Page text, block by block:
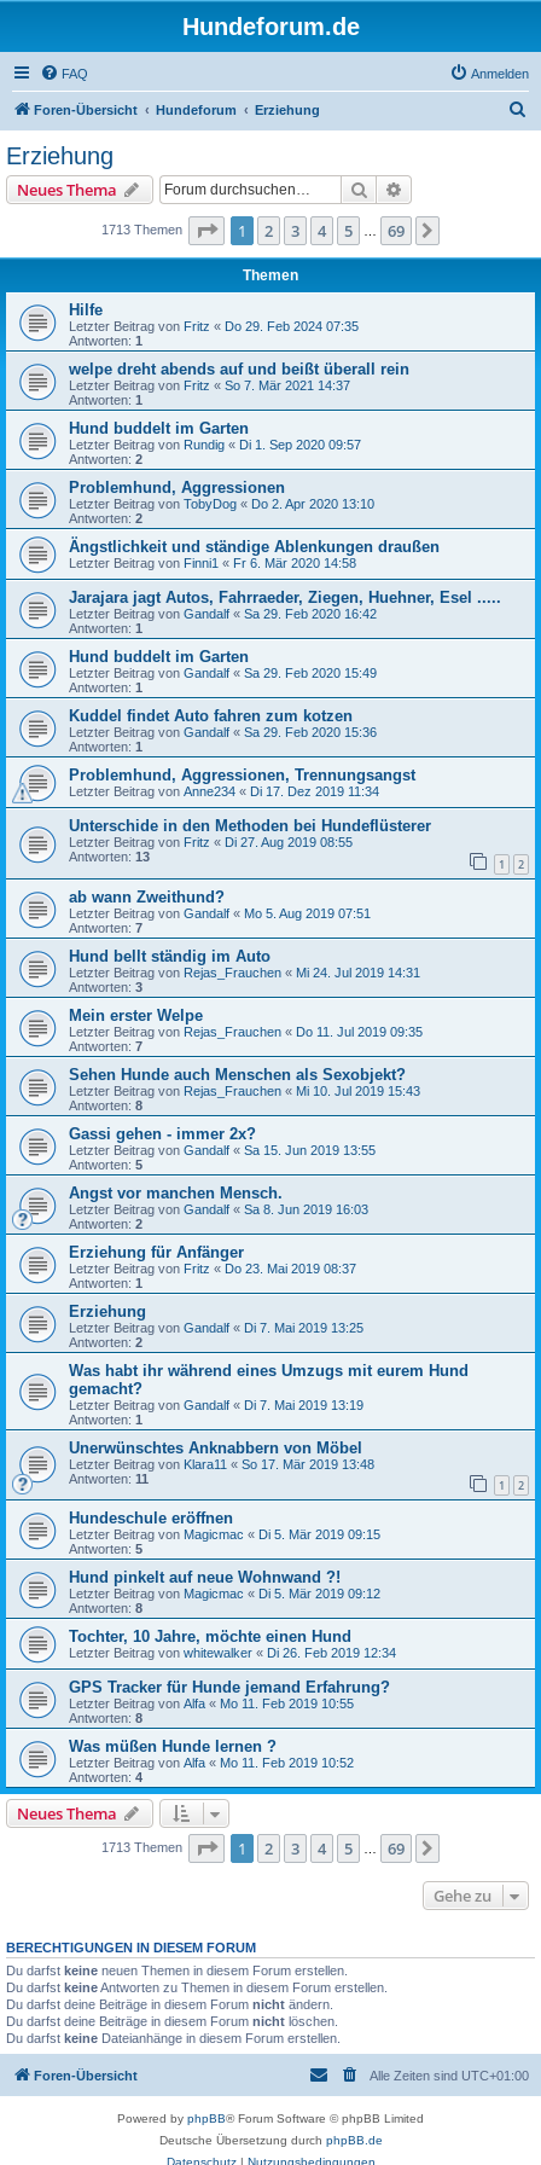
Hundeforum.de
FAQ Anmelden
Foren-Übersicht Hundeforum Erziehung
Erziehung
Neues Thema Suche
1713 Themen Seite 1von 69
1 2 3 4 5 69
Themen
Hilfe
Letzter Beitrag von Fritz « Do 29. Feb 2024 07:35
Antworten: 1
welpe dreht abends auf und beißt überall rein
Letzter Beitrag von Fritz « So 7. Mär 2021 14:37
Antworten: 1
Hund buddelt im Garten
Letzter Beitrag von Rundig « Di 1. Sep 2020 09:57
Antworten: 2
Problemhund, Aggressionen
Letzter Beitrag von TobyDog « Do 2. Apr 2020 13:10
Antworten: 2
Ängstlichkeit und ständige Ablenkungen draußen
Letzter Beitrag von Finni1 « Fr 6. Mär 2020 14:58
Jarajara jagt Autos, Fahrraeder, Ziegen, Huehner, Esel .....
Letzter Beitrag von Gandalf « Sa 29. Feb 2020 16:42
Antworten: 1
Hund buddelt im Garten
Letzter Beitrag von Gandalf « Sa 29. Feb 2020 15:49
Antworten: 1
Kuddel findet Auto fahren zum kotzen
Letzter Beitrag von Gandalf « Sa 29. Feb 2020 15:36
Antworten: 1
Problemhund, Aggressionen, Trennungsangst
Letzter Beitrag von Anne234 « Di 17. Dez 2019 11:34
Unterschide in den Methoden bei Hundeflüsterer
Letzter Beitrag von Fritz « Di 27. Aug 2019 08:55
Antworten: 13 1 2
ab wann Zweithund?
Letzter Beitrag von Gandalf « Mo 5. Aug 2019 07:51
Antworten: 7
Hund bellt ständig im Auto
Letzter Beitrag von Rejas_Frauchen « Mi 24. Jul 2019 14:31
Antworten: 3
Mein erster Welpe
Letzter Beitrag von Rejas_Frauchen « Do 11. Jul 2019 09:35
Antworten: 7
Sehen Hunde auch Menschen als Sexobjekt?
Letzter Beitrag von Rejas_Frauchen « Mi 10. Jul 2019 15:43
Antworten: 8
Gassi gehen - immer 2x?
Letzter Beitrag von Gandalf « Sa 15. Jun 2019 13:55
Antworten: 5
Angst vor manchen Mensch.
Letzter Beitrag von Gandalf « Sa 8. Jun 2019 16:03
Antworten: 2
Erziehung für Anfänger
Letzter Beitrag von Fritz « Do 23. Mai 2019 08:37
Antworten: 1
Erziehung
Letzter Beitrag von Gandalf « Di 7. Mai 2019 13:25
Antworten: 2
Was habt ihr während eines Umzugs mit eurem Hund
gemacht?
Letzter Beitrag von Gandalf « Di 7. Mai 2019 13:19
Antworten: 1
Unerwünschtes Anknabbern von Möbel
Letzter Beitrag von Klara11 « So 17. Mär 2019 13:48
Antworten: 11 1 2
Hundeschule eröffnen
Letzter Beitrag von Magicmac « Di 5. Mär 2019 09:15
Antworten: 5
Hund pinkelt auf neue Wohnwand ?!
Letzter Beitrag von Magicmac « Di 5. Mär 2019 09:12
Antworten: 8
Tochter, 10 Jahre, möchte einen Hund
Letzter Beitrag von whitewalker « Di 26. Feb 2019 12:34
GPS Tracker für Hunde jemand Erfahrung?
Letzter Beitrag von Alfa « Mo 11. Feb 2019 10:55
Antworten: 8
Was müßen Hunde lernen ?
Letzter Beitrag von Alfa « Mo 11. Feb 2019 10:52
Antworten: 4
Neues Thema
1713 Themen Seite 1von 69
1 2 3 4 5 69
Gehe zu
BERECHTIGUNGEN IN DIESEM FORUM
Du darfst keine neuen Themen in diesem Forum erstellen.
Du darfst keineAntworten zu Themen in diesem Forum erstellen.
Du darfst deine Beiträge in diesem Forum nicht ändern.
Du darfst deine Beiträge in diesem Forum nicht löschen.
Du darfst keine Dateianhänge in diesem Forum erstellen.
Foren-Übersicht Alle Zeiten sind UTC+01:00
Powered by phpBB® Forum Software © phpBB Limited
Deutsche Übersetzung durch phpBB.de
Datenschutz| Nutzungsbedingungen